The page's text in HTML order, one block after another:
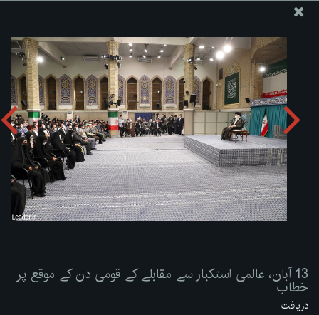
13 آبان، عالمی استکبار سے مقابلے کے قومی دن کے موقع پر
خطاب
تصویری البم دریافت کریں:zip
13 آبان، عالمی استکبار سے مقابلے کے قومی دن کے موقع پر
خطاب
دریافت